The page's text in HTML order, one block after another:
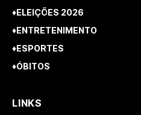
♦ELEIÇÕES 2026
♦ENTRETENIMENTO
♦ESPORTES
♦ÓBITOS
LINKS